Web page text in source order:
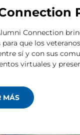
Connection
que los
sí y con sus
virtuales y
MÁS